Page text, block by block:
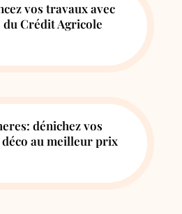
vos travaux avec
du Crédit Agricole
dénichez vos
déco au meilleur prix